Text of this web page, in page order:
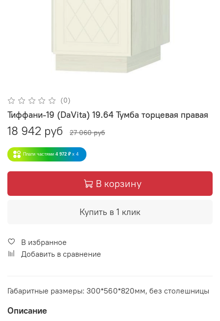
(0)
Тиффани-19 (DaVita) 19.64 Тумба торцевая правая
18 942 руб 27 060 руб
Плати частями 4 972 ₽ x 4
В корзину
Купить в 1 клик
В избранное
Добавить в сравнение
Габаритные размеры: 300*560*820мм, без столешницы
Описание